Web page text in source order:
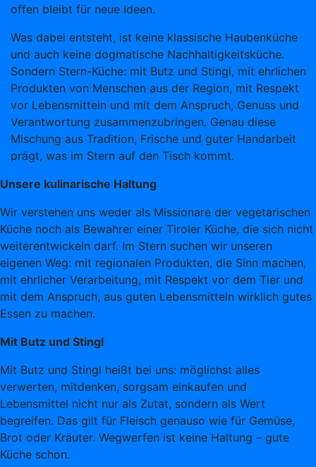
offen bleibt für neue Ideen.
Was dabei entsteht, ist keine klassische Haubenküche
und auch keine dogmatische Nachhaltigkeitsküche.
Sondern Stern-Küche: mit Butz und Stingl, mit ehrlichen
Produkten von Menschen aus der Region, mit Respekt
vor Lebensmitteln und mit dem Anspruch, Genuss und
Verantwortung zusammenzubringen. Genau diese
Mischung aus Tradition, Frische und guter Handarbeit
prägt, was im Stern auf den Tisch kommt.
Unsere kulinarische Haltung
Wir verstehen uns weder als Missionare der vegetarischen
Küche noch als Bewahrer einer Tiroler Küche, die sich nicht
weiterentwickeln darf. Im Stern suchen wir unseren
eigenen Weg: mit regionalen Produkten, die Sinn machen,
mit ehrlicher Verarbeitung, mit Respekt vor dem Tier und
mit dem Anspruch, aus guten Lebensmitteln wirklich gutes
Essen zu machen.
Mit Butz und Stingl
Mit Butz und Stingl heißt bei uns: möglichst alles
verwerten, mitdenken, sorgsam einkaufen und
Lebensmittel nicht nur als Zutat, sondern als Wert
begreifen. Das gilt für Fleisch genauso wie für Gemüse,
Brot oder Kräuter. Wegwerfen ist keine Haltung – gute
Küche schon.